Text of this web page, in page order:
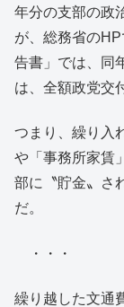
年分の支部の政
が、総務省の
告書」では、同
は、全額政党交
つまり、繰り入
や「事務所家賃
部に〝貯金〟さ
だ。
・・・
繰り越した文通